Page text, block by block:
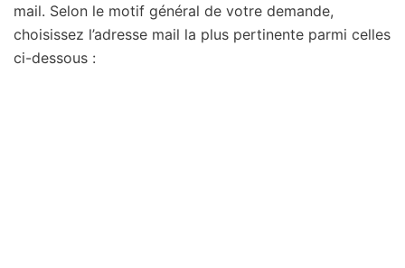
mail. Selon le motif général de votre demande,
choisissez l’adresse mail la plus pertinente parmi celles
ci-dessous :